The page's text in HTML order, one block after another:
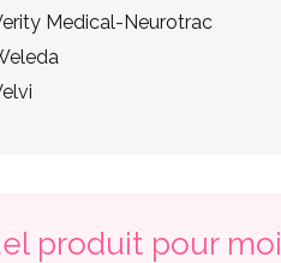
Medical-Neurotrac
produit pour moi